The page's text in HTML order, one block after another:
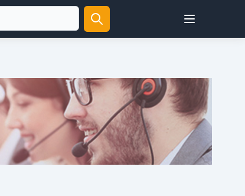
Open user menu